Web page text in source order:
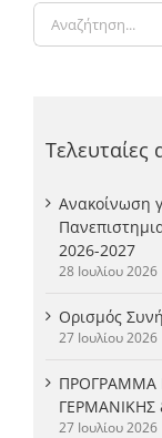
Αναζήτηση
για:
Τελευταίες
Ανακοίνωση
2026-2027
28 Ιουλίου 2026
Ορισμός
27 Ιουλίου 2026
ΠΡΟΓΡΑΜΜΑ
ΓΕΡΜΑΝΙΚΗΣ
27 Ιουλίου 2026